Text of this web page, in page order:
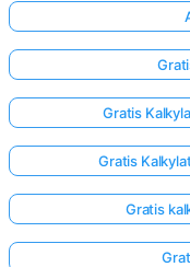
Gratis
Gratis
Gratis